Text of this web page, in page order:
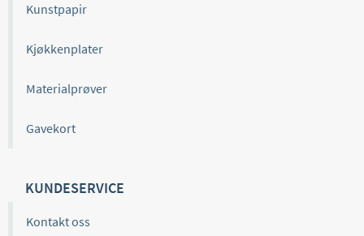
Kunstpapir
Kjøkkenplater
Materialprøver
Gavekort
KUNDESERVICE
Kontakt oss